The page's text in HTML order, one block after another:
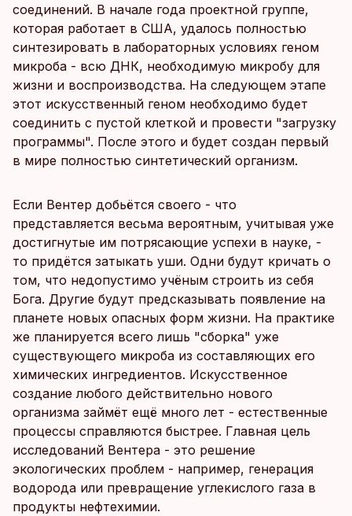
соединений. В начале года проектной группе,
которая работает в США, удалось полностью
синтезировать в лабораторных условиях геном
микроба - всю ДНК, необходимую микробу для
жизни и воспроизводства. На следующем этапе
этот искусственный геном необходимо будет
соединить с пустой клеткой и провести "загрузку
программы". После этого и будет создан первый
в мире полностью синтетический организм.
Если Вентер добьётся своего - что
представляется весьма вероятным, учитывая уже
достигнутые им потрясающие успехи в науке, -
то придётся затыкать уши. Одни будут кричать о
том, что недопустимо учёным строить из себя
Бога. Другие будут предсказывать появление на
планете новых опасных форм жизни. На практике
же планируется всего лишь "сборка" уже
существующего микроба из составляющих его
химических ингредиентов. Искусственное
создание любого действительно нового
организма займёт ещё много лет - естественные
процессы справляются быстрее. Главная цель
исследований Вентера - это решение
экологических проблем - например, генерация
водорода или превращение углекислого газа в
продукты нефтехимии.